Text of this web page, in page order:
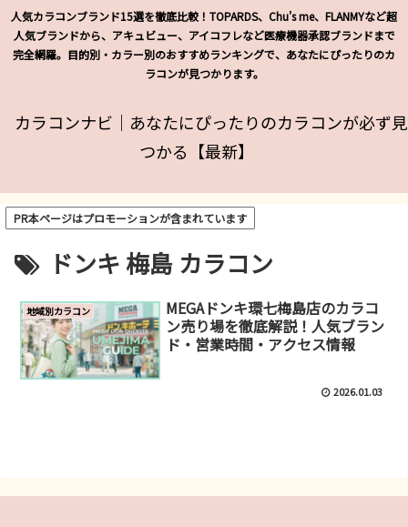
人気カラコンブランド15選を徹底比較！TOPARDS、Chu's me、FLANMYなど超
人気ブランドから、アキュビュー、アイコフレなど医療機器承認ブランドまで
完全網羅。目的別・カラー別のおすすめランキングで、あなたにぴったりのカ
ラコンが見つかります。
カラコンナビ｜あなたにぴったりのカラコンが必ず見
つかる【最新】
PR本ページはプロモーションが含まれています
ドンキ 梅島 カラコン
地域別カラコン
MEGAドンキ環七梅島店のカラコ
ン売り場を徹底解説！人気ブラン
ド・営業時間・アクセス情報
2026.01.03